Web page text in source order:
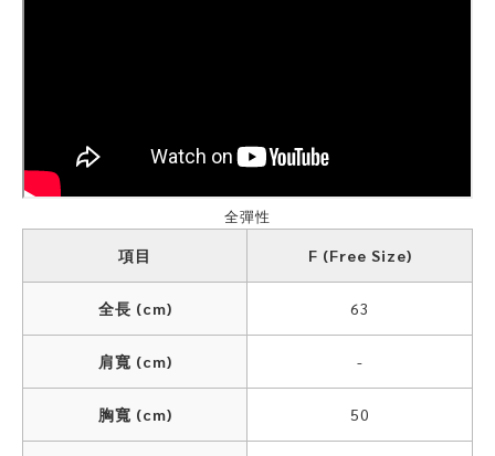
全彈性
項目 F (Free Size)
全長 (cm) 63
肩寬 (cm) -
胸寬 (cm) 50